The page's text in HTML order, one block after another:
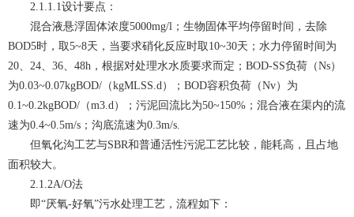
2.1.1.1设计要点：
混合液悬浮固体浓度5000mg/l；生物固体平均停留时间，去除
BOD5时，取5~8天，当要求硝化反应时取10~30天；水力停留时间为
20、24、36、48h，根据对处理水水质要求而定；BOD-SS负荷（Ns）
为0.03~0.07kgBOD/（kgMLSS.d）；BOD容积负荷（Nv）为
0.1~0.2kgBOD/（m3.d）；污泥回流比为50~150%；混合液在渠内的流
速为0.4~0.5m/s；沟底流速为0.3m/s.
但氧化沟工艺与SBR和普通活性污泥工艺比较，能耗高，且占地
面积较大。
2.1.2A/O法
即“厌氧-好氧”污水处理工艺，流程如下：